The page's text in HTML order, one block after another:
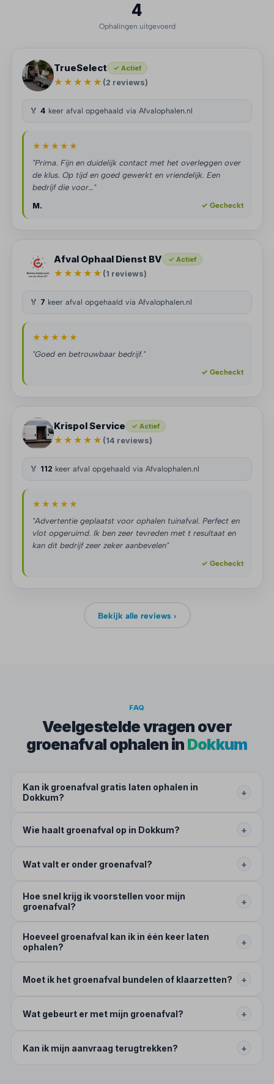
4
Ophalingen uitgevoerd
TrueSelect ✓ Actief
★★★★★ (2 reviews)
🏅 4 keer afval opgehaald via Afvalophalen.nl
★★★★★
"Prima. Fijn en duidelijk contact met het overleggen over
de klus. Op tijd en goed gewerkt en vriendelijk. Een
bedrijf die voor…"
M.
✓ Gecheckt
Afval Ophaal Dienst BV ✓ Actief
★★★★★ (1 reviews)
🏅 7 keer afval opgehaald via Afvalophalen.nl
★★★★★
"Goed en betrouwbaar bedrijf."
✓ Gecheckt
Krispol Service ✓ Actief
★★★★★ (14 reviews)
🏅 112 keer afval opgehaald via Afvalophalen.nl
★★★★★
"Advertentie geplaatst voor ophalen tuinafval. Perfect en
vlot opgeruimd. Ik ben zeer tevreden met t resultaat en
kan dit bedrijf zeer zeker aanbevelen"
✓ Gecheckt
Bekijk alle reviews ›
FAQ
Veelgestelde vragen over
groenafval ophalen in Dokkum
Kan ik groenafval gratis laten ophalen in
Dokkum?
+
Wie haalt groenafval op in Dokkum? +
Wat valt er onder groenafval? +
Hoe snel krijg ik voorstellen voor mijn
groenafval?
+
Hoeveel groenafval kan ik in één keer laten
ophalen?
+
Moet ik het groenafval bundelen of klaarzetten? +
Wat gebeurt er met mijn groenafval? +
Kan ik mijn aanvraag terugtrekken? +